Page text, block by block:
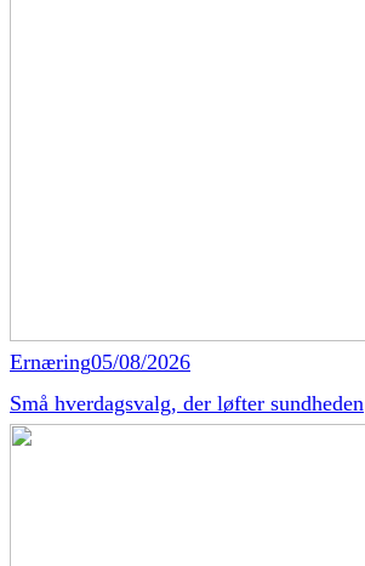
Ernæring05/08/2026
Små hverdagsvalg, der løfter sundheden